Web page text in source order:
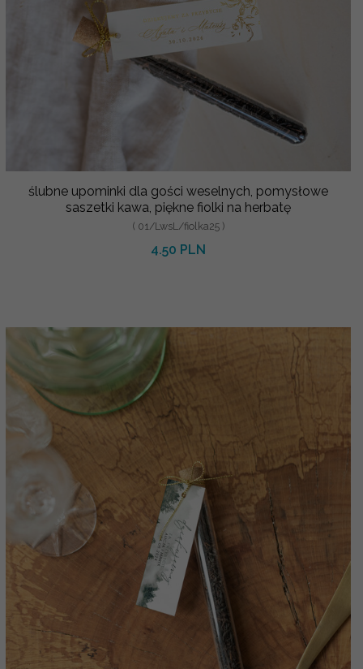
ślubne upominki dla gości weselnych, pomysłowe
saszetki kawa, piękne fiolki na herbatę
( 01/LwsL/fiolka25 )
4.50 PLN